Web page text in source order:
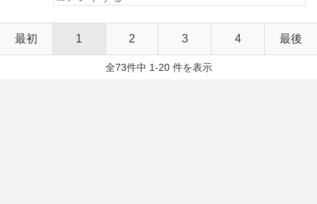
最初 1 2 3 4 最後
全73件中 1-20 件を表示